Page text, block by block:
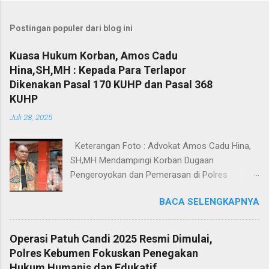
Postingan populer dari blog ini
Kuasa Hukum Korban, Amos Cadu
Hina,SH,MH : Kepada Para Terlapor
Dikenakan Pasal 170 KUHP dan Pasal 368
KUHP
Juli 28, 2025
Keterangan Foto : Advokat Amos Cadu Hina,
SH,MH Mendampingi Korban Dugaan
Pengeroyokan dan Pemerasan di Polres
masing merupakan korban dugaan
pengeroyokan dan pemerasan didampingi
Kuasa Hukum Amos Cadu Hina,SH,MH
mendatangi Polres Jakarta Selatan, Senin
(28/7/2025), guna melaporkan kejadian yang
BACA SELENGKAPNYA
Operasi Patuh Candi 2025 Resmi Dimulai,
Polres Kebumen Fokuskan Penegakan